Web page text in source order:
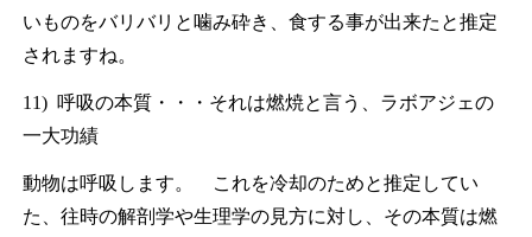
いものをバリバリと噛み砕き、食する事が出来たと推定
されますね。
11) 呼吸の本質・・・それは燃焼と言う、ラボアジェの
一大功績
動物は呼吸します。 これを冷却のためと推定してい
た、往時の解剖学や生理学の見方に対し、その本質は燃